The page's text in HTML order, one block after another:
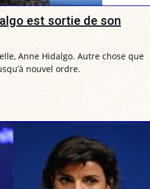
est sortie de son
Anne Hidalgo. Autre chose que
nouvel ordre.